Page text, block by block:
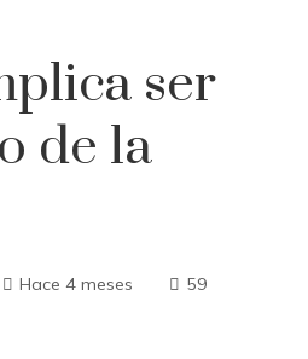
ser
de la
Hace 4 meses 59